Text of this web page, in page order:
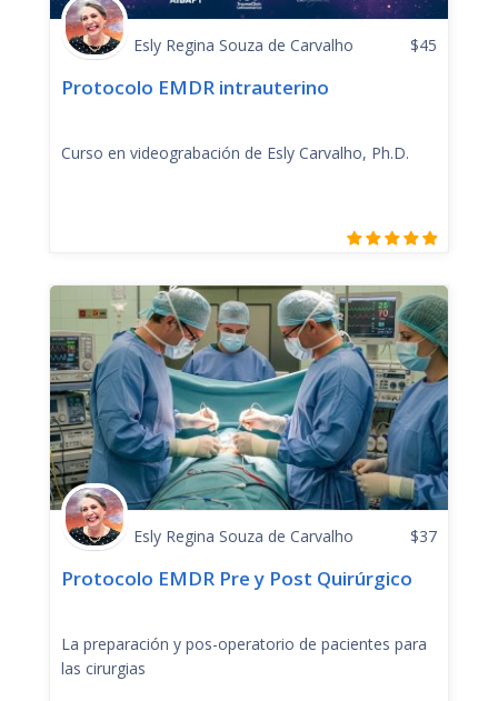
Esly Regina Souza de Carvalho $45
Protocolo EMDR intrauterino
Curso en videograbación de Esly Carvalho, Ph.D.
Esly Regina Souza de Carvalho $37
Protocolo EMDR Pre y Post Quirúrgico
La preparación y pos-operatorio de pacientes para
las cirurgias